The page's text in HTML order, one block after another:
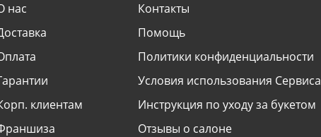
нас
клиентам
Контакты
Помощь
Политики конфиденциальности
Условия использования Сервиса
Инструкция по уходу за букетом
Отзывы о салоне